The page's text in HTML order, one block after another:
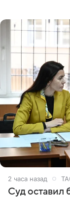
2 часа назад
Суд оставил